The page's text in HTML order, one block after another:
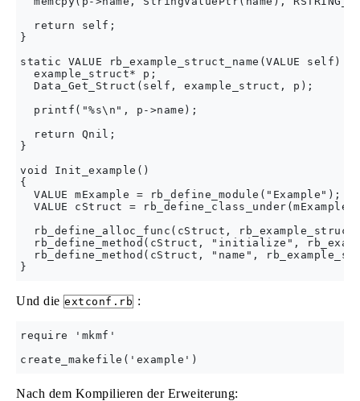
  return self;
}
static VALUE rb_example_struct_name(VALUE self) {
  example_struct* p;
  Data_Get_Struct(self, example_struct, p);
  printf("%s\n", p->name);
  return Qnil;
}
void Init_example()
{
  VALUE mExample = rb_define_module("Example");
VALUE cStruct =
rb_define_alloc_func(cStruct,
rb_define_method(cStruct, "initialize",
rb_define_method(cStruct, "name",
Und die extconf.rb :
require 'mkmf'
Nach dem Kompilieren der Erweiterung: